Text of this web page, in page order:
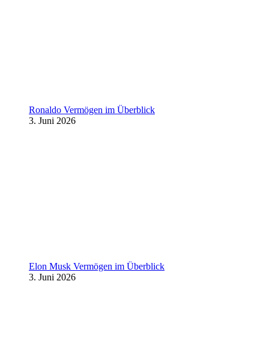
Ronaldo Vermögen im Überblick
3. Juni 2026
Elon Musk Vermögen im Überblick
3. Juni 2026